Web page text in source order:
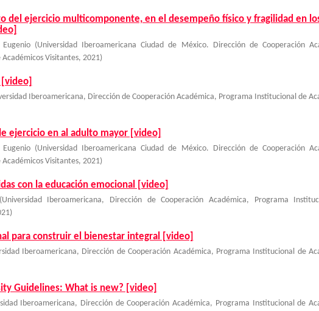
del ejercicio multicomponente, en el desempeño físico y fragilidad en
(Universidad Iberoamericana Ciudad de México. Dirección de Cooperación
Visitantes, 2021)
Iberoamericana, Dirección de Cooperación Académica, Programa Institucional de
ejercicio en al adulto mayor [video]
(Universidad Iberoamericana Ciudad de México. Dirección de Cooperación
Visitantes, 2021)
con la educación emocional [video]
(Universidad Iberoamericana, Dirección de Cooperación Académica, Programa
)
para construir el bienestar integral [video]
Iberoamericana, Dirección de Cooperación Académica, Programa Institucional de
Guidelines: What is new? [video]
Iberoamericana, Dirección de Cooperación Académica, Programa Institucional de